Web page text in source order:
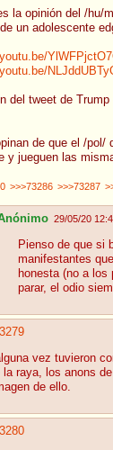
la opinión del /hu/
un adolescente
del tweet de
de que el /pol/
y jueguen las
>>>73286 >>>73287
29/05/20
Pienso de que si
manifestantes
honesta (no a
parar, el odio
vez tuvieron
raya, los anons
de ello.